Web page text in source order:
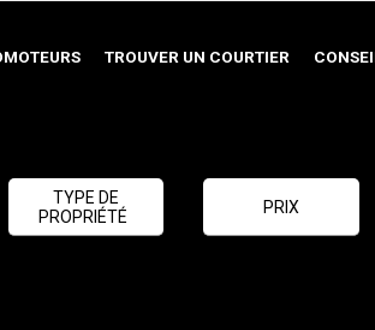
TROUVER UN COURTIER
TYPE DE
PROPRIÉTÉ
PRIX